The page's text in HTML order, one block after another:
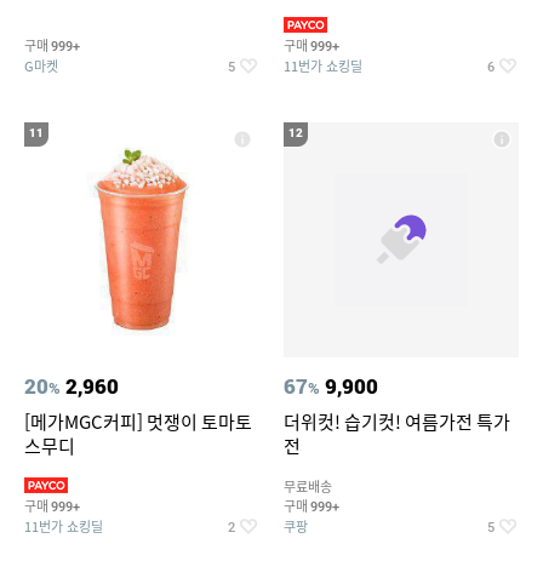
구매 999+
G마켓 5
구매 999+
11번가 쇼킹딜 6
11
20% 2,960
[메가MGC커피] 멋쟁이 토마토
스무디
구매 999+
11번가 쇼킹딜 2
12
67% 9,900
더위컷! 습기컷! 여름가전 특가
전
무료배송
구매 999+
쿠팡 5